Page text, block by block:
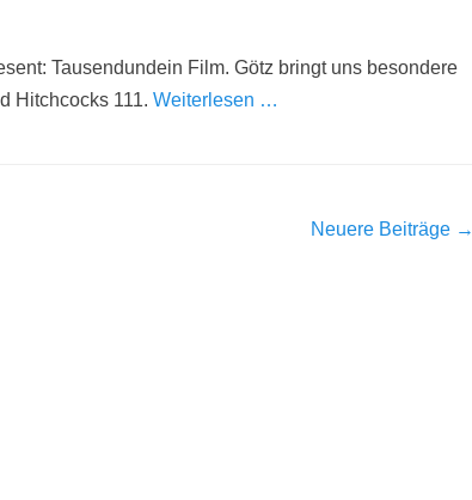
Tausendundein Film. Götz bringt uns besondere
Hitchcocks 111. Weiterlesen …
Neuere Beiträge →